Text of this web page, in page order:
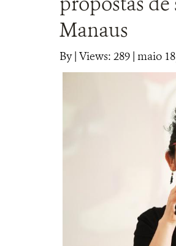
Manaus
By| Views: 289| maio